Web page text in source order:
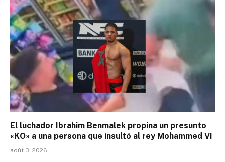
El luchador Ibrahim Benmalek propina un presunto
«KO» a una persona que insultó al rey Mohammed VI
août 3, 2026